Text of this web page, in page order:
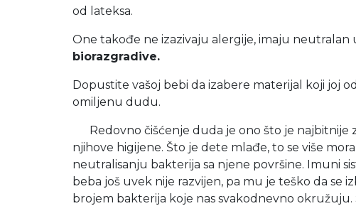
od lateksa.
One takođe ne izazivaju alergije, imaju neutralan
biorazgradive.
Dopustite vašoj bebi da izabere materijal koji joj
omiljenu dudu.
Redovno čišćenje duda je ono što je najbitnije
njihove higijene. Što je dete mlađe, to se više
neutralisanju bakterija sa njene površine. Imuni
beba još uvek nije razvijen, pa mu je teško da se
brojem bakterija koje nas svakodnevno okružuju.